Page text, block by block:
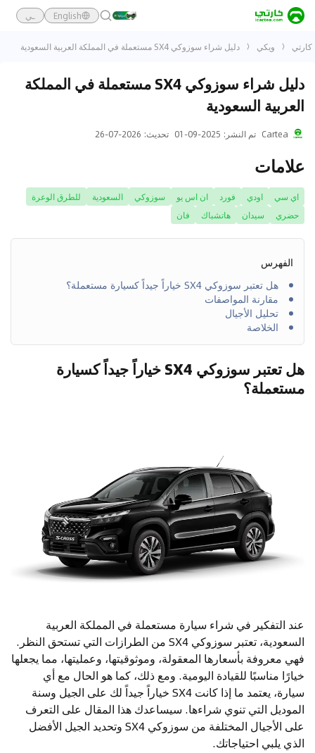
English ـي
كارتي ويكي دليل شراء سوزوكي SX4 مستعملة في المملكة العربية السعودية
دليل شراء سوزوكي SX4 مستعملة في المملكة
العربية السعودية
Cartea تم النشر :
2025-09-01 تحديث:
2026-07-26
علامات
اي سي اودي فورد ان اس يو سوزوكي السعودية
للطرق الوعرة
حضري
سيدان هاتشباك فان
الفهرس
هل تعتبر سوزوكي SX4 خياراً جيداً كسيارة مستعملة؟
مقارنة المواصفات
تحليل الأجيال
الخلاصة
هل تعتبر سوزوكي SX4 خياراً جيداً كسيارة
مستعملة؟
عند التفكير في شراء سيارة مستعملة في المملكة العربية
السعودية، تعتبر سوزوكي SX4 من الطرازات التي تستحق النظر.
فهي معروفة بأسعارها المعقولة، وموثوقيتها، وعمليتها، مما يجعلها
خيارًا مناسبًا للقيادة اليومية. ومع ذلك، كما هو الحال مع أي
سيارة، يعتمد ما إذا كانت SX4 خياراً جيداً لك على الجيل وسنة
الموديل التي تنوي شراءها. سيساعدك هذا المقال على التعرف
على الأجيال المختلفة من سوزوكي SX4 وتحديد الجيل الأفضل
الذي يلبي احتياجاتك.